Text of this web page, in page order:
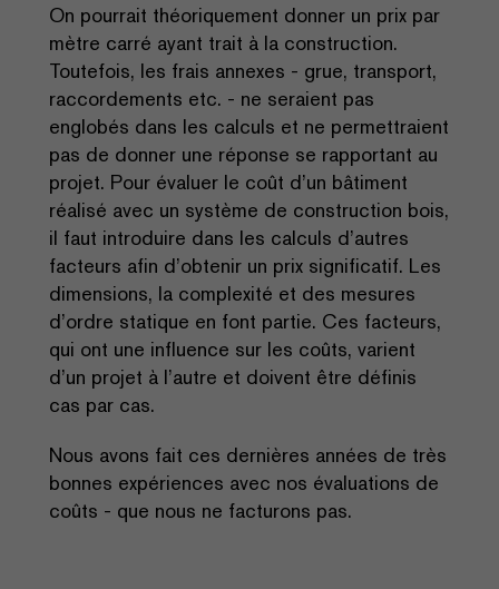
On pourrait théoriquement donner un prix par
mètre carré ayant trait à la construction.
Toutefois, les frais annexes - grue, transport,
raccordements etc. - ne seraient pas
englobés dans les calculs et ne permettraient
pas de donner une réponse se rapportant au
projet. Pour évaluer le coût d’un bâtiment
réalisé avec un système de construction bois,
il faut introduire dans les calculs d’autres
facteurs afin d’obtenir un prix significatif. Les
dimensions, la complexité et des mesures
d’ordre statique en font partie. Ces facteurs,
qui ont une influence sur les coûts, varient
d’un projet à l’autre et doivent être définis
cas par cas.
Nous avons fait ces dernières années de très
bonnes expériences avec nos évaluations de
coûts - que nous ne facturons pas.